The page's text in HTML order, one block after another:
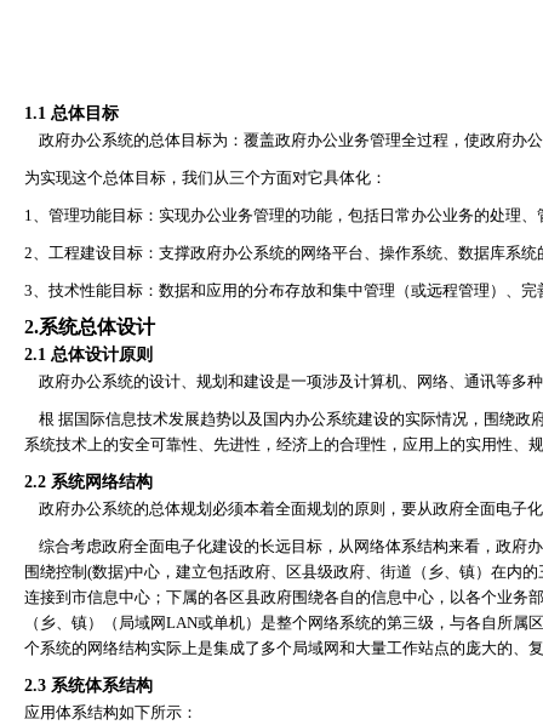
1.1 总体目标
政府办公系统的总体目标为：覆盖政府办公业务管理全过程，使政府办
为实现这个总体目标，我们从三个方面对它具体化：
1、管理功能目标：实现办公业务管理的功能，包括日常办公业务的处理
2、工程建设目标：支撑政府办公系统的网络平台、操作系统、数据库系
3、技术性能目标：数据和应用的分布存放和集中管理（或远程管理）、
2.系统总体设计
2.1 总体设计原则
政府办公系统的设计、规划和建设是一项涉及计算机、网络、通讯等多
根 据国际信息技术发展趋势以及国内办公系统建设的实际情况，围绕
系统技术上的安全可靠性、先进性，经济上的合理性，应用上的实用性、
2.2 系统网络结构
政府办公系统的总体规划必须本着全面规划的原则，要从政府全面电子
综合考虑政府全面电子化建设的长远目标，从网络体系结构来看，政府
围绕控制 (数据)中心，建立包括政府、区县级政府、街道（乡、镇）在内
连接到市信息中心；下属的各区县政府围绕各自的信息中心，以各个业务
（乡、镇）（局域网LAN或单机）是整个网络系统的第三级，与各自所属
个系统的网络结构实际上是集成了多个局域网和大量工作站点的庞大的、
2.3 系统体系结构
应用体系结构如下所示：